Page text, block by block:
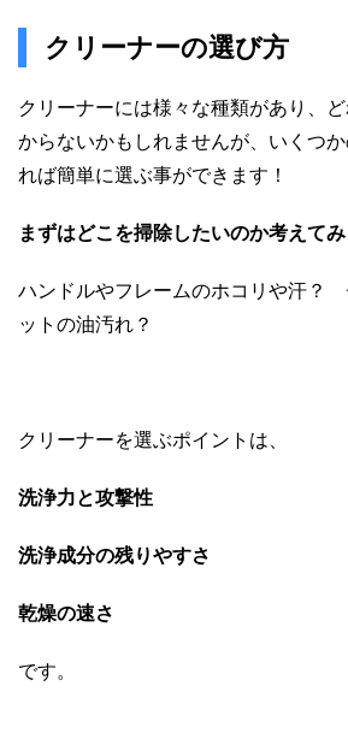
クリーナーの選び方
クリーナーには様々な種類があり、
からないかもしれませんが、いくつ
れば簡単に選ぶ事ができます！
まずはどこを掃除したいのか考えてみ
ハンドルやフレームのホコリや汗？
ットの油汚れ？
クリーナーを選ぶポイントは、
洗浄力と攻撃性
洗浄成分の残りやすさ
乾燥の速さ
です。